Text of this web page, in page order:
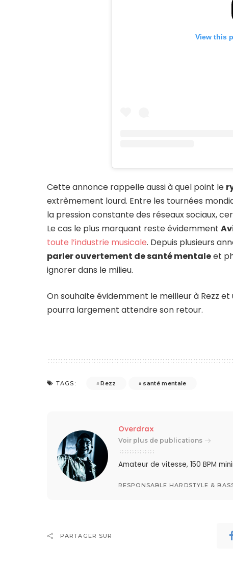
View this
Cette annonce rappelle aussi à quel point le
extrêmement lourd. Entre les tournées
la pression constante des réseaux sociaux,
Le cas le plus marquant reste évidemment
toute l’industrie musicale. Depuis plusieurs
parler ouvertement de santé mentaleet
ignorer dans le milieu.
On souhaite évidemment le meilleur à Rezz
pourra largement attendre son retour.
TAGS: Rezz santé mentale
Overdrax
Voir plus de publications
Amateur de vitesse, 150 BPM
RESPONSABLE HARDSTYLE &
PARTAGER SUR